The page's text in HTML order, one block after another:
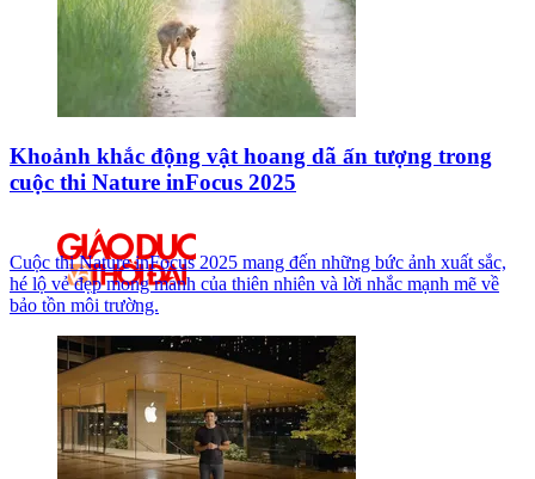
Khoảnh khắc động vật hoang dã ấn tượng trong
cuộc thi Nature inFocus 2025
Cuộc thi Nature inFocus 2025 mang đến những bức ảnh xuất sắc,
hé lộ vẻ đẹp mong manh của thiên nhiên và lời nhắc mạnh mẽ về
bảo tồn môi trường.